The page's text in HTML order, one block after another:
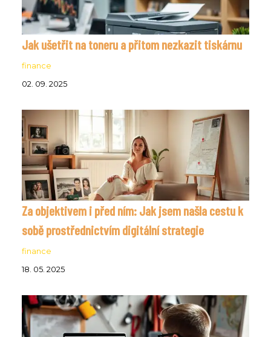
Jak ušetřit na toneru a přitom nezkazit tiskárnu
finance
02. 09. 2025
Za objektivem i před ním: Jak jsem našla cestu k
sobě prostřednictvím digitální strategie
finance
18. 05. 2025